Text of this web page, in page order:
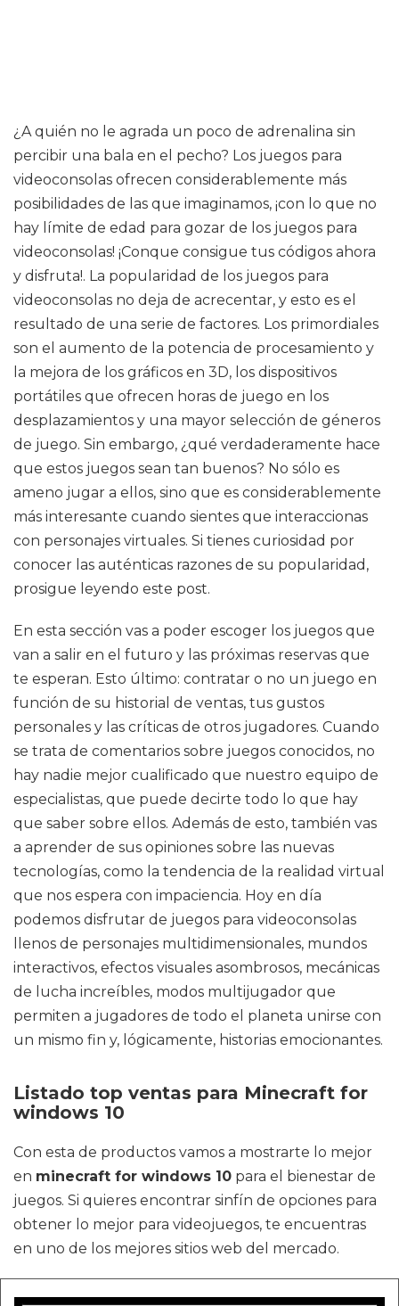
¿A quién no le agrada un poco de adrenalina sin
percibir una bala en el pecho? Los juegos para
videoconsolas ofrecen considerablemente más
posibilidades de las que imaginamos, ¡con lo que no
hay límite de edad para gozar de los juegos para
videoconsolas! ¡Conque consigue tus códigos ahora
y disfruta!. La popularidad de los juegos para
videoconsolas no deja de acrecentar, y esto es el
resultado de una serie de factores. Los primordiales
son el aumento de la potencia de procesamiento y
la mejora de los gráficos en 3D, los dispositivos
portátiles que ofrecen horas de juego en los
desplazamientos y una mayor selección de géneros
de juego. Sin embargo, ¿qué verdaderamente hace
que estos juegos sean tan buenos? No sólo es
ameno jugar a ellos, sino que es considerablemente
más interesante cuando sientes que interaccionas
con personajes virtuales. Si tienes curiosidad por
conocer las auténticas razones de su popularidad,
prosigue leyendo este post.
En esta sección vas a poder escoger los juegos que
van a salir en el futuro y las próximas reservas que
te esperan. Esto último: contratar o no un juego en
función de su historial de ventas, tus gustos
personales y las críticas de otros jugadores. Cuando
se trata de comentarios sobre juegos conocidos, no
hay nadie mejor cualificado que nuestro equipo de
especialistas, que puede decirte todo lo que hay
que saber sobre ellos. Además de esto, también vas
a aprender de sus opiniones sobre las nuevas
tecnologías, como la tendencia de la realidad virtual
que nos espera con impaciencia. Hoy en día
podemos disfrutar de juegos para videoconsolas
llenos de personajes multidimensionales, mundos
interactivos, efectos visuales asombrosos, mecánicas
de lucha increíbles, modos multijugador que
permiten a jugadores de todo el planeta unirse con
un mismo fin y, lógicamente, historias emocionantes.
Listado top ventas para Minecraft for
windows 10
Con esta de productos vamos a mostrarte lo mejor
en minecraft for windows 10 para el bienestar de
juegos. Si quieres encontrar sinfín de opciones para
obtener lo mejor para videojuegos, te encuentras
en uno de los mejores sitios web del mercado.